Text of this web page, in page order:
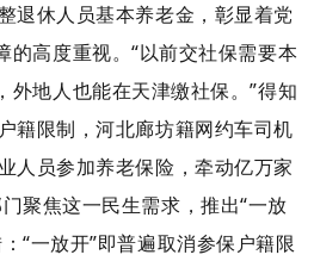
退休人员基本养老金，彰显着党
的高度重视。“以前交社保需要本
外地人也能在天津缴社保。”得知
籍限制，河北廊坊籍网约车司机
人员参加养老保险，牵动亿万家
聚焦这一民生需求，推出“一放
“一放开”即普遍取消参保户籍限